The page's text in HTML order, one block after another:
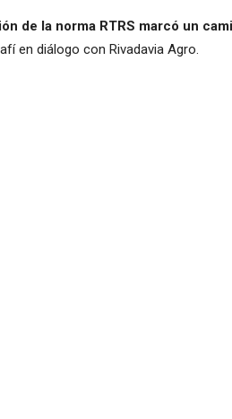
de la norma RTRS marcó un
en diálogo con Rivadavia Agro.